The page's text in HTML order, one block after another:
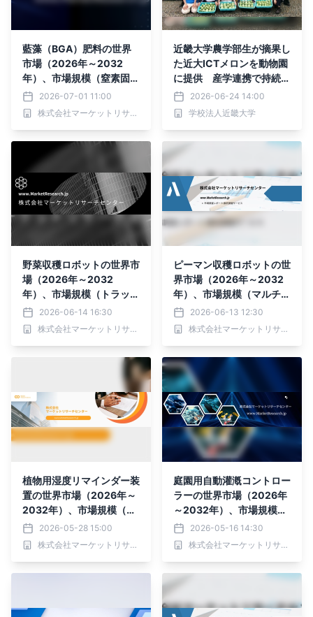
藍藻（BGA）肥料の世界
市場（2026年～2032
年）、市場規模（窒素固定
型バイオ肥料、リン酸可溶
化・動員型バイオ肥料、そ
の他）・分析レポートを発
2026-07-01 11:00
株式会社マーケットリサーチセンター
近畿大学農学部生が摘果し
た近大ICTメロンを動物園
に提供 産学連携で持続可
能な農業の実現をめざす
2026-06-24 14:00
学校法人近畿大学
野菜収穫ロボットの世界市
場（2026年～2032
年）、市場規模（トラック
式、車輪式、クローラー
式）・分析レポートを発表
2026-06-14 16:30
株式会社マーケットリサーチセンター
ピーマン収穫ロボットの世
界市場（2026年～2032
年）、市場規模（マルチア
ームタイプ、シングルアー
ムタイプ）・分析レポート
を発表
2026-06-13 12:30
株式会社マーケットリサーチセンター
植物用湿度リマインダー装
置の世界市場（2026年～
2032年）、市場規模（単
一パラメータ計測器、多パ
ラメータ計測器）・分析レ
ポートを発表
2026-05-28 15:00
株式会社マーケットリサーチセンター
庭園用自動灌漑コントロー
ラーの世界市場（2026年
～2032年）、市場規模
（スマートスプリンクラ
ー、スマート施肥）・分析
レポートを発表
2026-05-16 14:30
株式会社マーケットリサーチセンター